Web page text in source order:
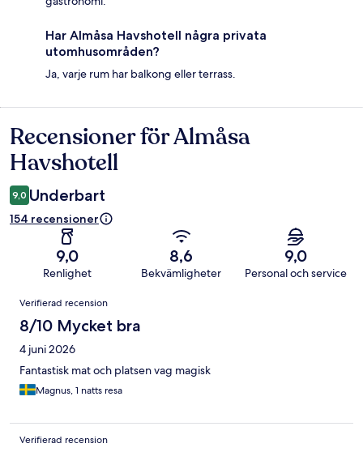
Har Almåsa Havshotell några privata
utomhusområden?
Ja, varje rum har balkong eller terrass.
Recensioner
Recensioner för Almåsa
Havshotell
9,0 Underbart
154 recensioner
9,0
Renlighet
8,6
Bekvämligheter
9,0
Personal och service
Recensioner
Verifierad recension
8/10 Mycket bra
4 juni 2026
Fantastisk mat och platsen vag magisk
Magnus, 1 natts resa
Verifierad recension